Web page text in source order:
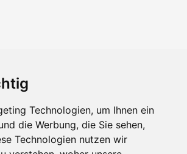
Technologien, um Ihnen ein
die Werbung, die Sie sehen,
Technologien nutzen wir